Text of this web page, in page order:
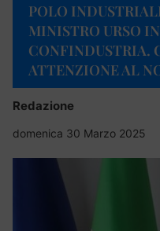
POLO
MINISTRO URSO
CONFINDUSTRIA.
ATTENZIONE AL
Redazione
domenica 30 Marzo 2025